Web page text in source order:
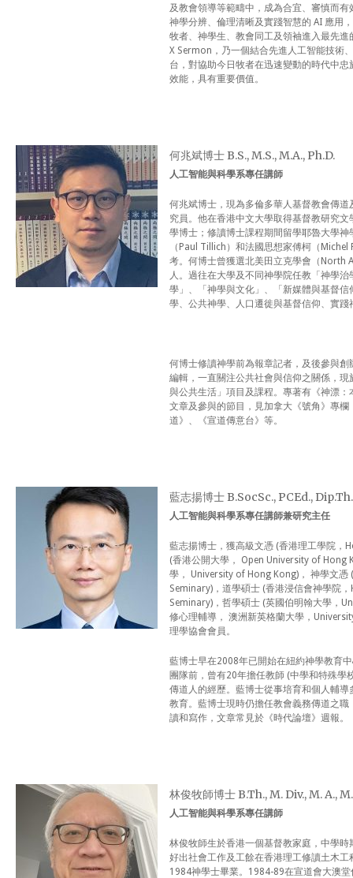
及教會領導等範疇中，成為合宜、審慎而
神學分辨、倫理清晰及實踐智慧的 AI 應用
牧者、神學生、教會同工及領袖進入最先
X Sermon，乃一個結合先進人工智能技術
台，對協助今日牧者在迅速變動的時代中
效能，具有重要價值。
何兆斌博士 B.S., M.S., M.A., Ph.D.
人工智能與科學系專任講師
何兆斌博士，現為多倫多華人基督教會傳
究員。他在香港中文大學取得基督教研究
學博士；修讀博士課程期間留學耶魯大學
（Paul Tillich）和法國思想家傅柯（
考。何博士曾獲選北美田立克學會（North
人。過往在大學及不同神學院任教「神學
學」、「神學與文化」、「新媒體與基督
學、公共神學、人口遷徙與基督信仰、實踐
何博士修讀神學前為報章記者，及後參與
編輯，一直關注公共社會與信仰之關係，
與公共生活」項目及課程。專著有《神漂
文章及參與的節目，見加拿大《號角》專
道》、《宣道傳意台》等。
藍志揚博士 B.SocSc., PCEd.,
人工智能與科學系專任講師兼研究主任
藍志揚博士，獲高級文憑 (香港理工學院，
(香港公開大學， Open University of Hong
學， University of Hong Kong)， 神學文憑
Seminary)，道學碩士 (香港浸信會神學院
Seminary)，哲學碩士 (英國伯明翰大學，
修心理輔導， 澳洲新英格蘭大學，
理學協會會員。
藍博士早在2008年已開始在紐約神學教育
團隊前，曾有20年擔任教師 (中學和特殊學
傳道人的經歷。藍博士從事培育和個人輔
教育。藍博士現時仍擔任教會義務傳道之
讀和寫作，文章常見於《時代論壇》週報。
林俊牧師博士 B.Th., M. Div., M. A.,
人工智能與科學系專任講師
林俊牧師生於香港一個基督教家庭，中學
好出社會工作及工餘在香港理工修讀土木
1984神學士畢業。1984-89在宣道會大澳